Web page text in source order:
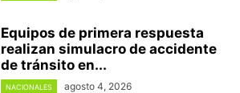
Equipos de primera respuesta
realizan simulacro de accidente
de tránsito en...
NACIONALES agosto 4, 2026